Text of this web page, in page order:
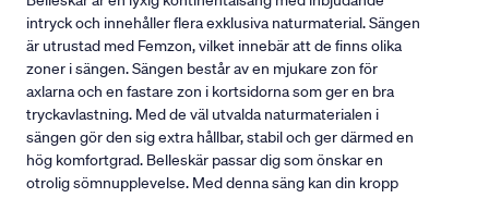
intryck och innehåller flera exklusiva naturmaterial. Sängen
är utrustad med Femzon, vilket innebär att de finns olika
zoner i sängen. Sängen består av en mjukare zon för
axlarna och en fastare zon i kortsidorna som ger en bra
tryckavlastning. Med de väl utvalda naturmaterialen i
sängen gör den sig extra hållbar, stabil och ger därmed en
hög komfortgrad. Belleskär passar dig som önskar en
otrolig sömnupplevelse. Med denna säng kan din kropp